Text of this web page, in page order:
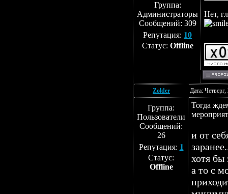
Группа:
Администраторы
Сообщений: 309
Репутация: 10
Статус: Offline
Нет,
Zolder Дата:
Группа:
Пользователи
Сообщений:
26
Репутация: 1
Статус:
Offline
Тогда
и от
хотя бы
а то с